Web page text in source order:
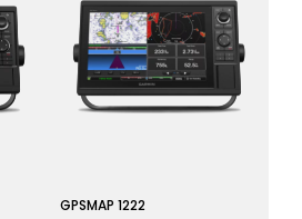
GPSMAP 1222